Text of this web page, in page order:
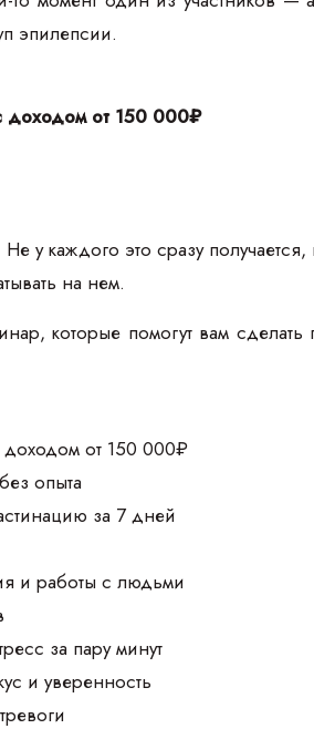
эпилепсии.
от 150 000₽
у каждого это сразу
на нем.
которые помогут вам
доходом от 150 000₽
опыта
за 7 дней
и работы с людьми
за пару минут
и уверенность